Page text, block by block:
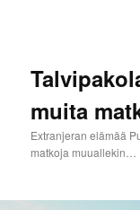
muita
Extranjeran elämää
matkoja muuallekin…